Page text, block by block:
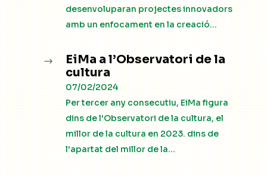
desenvoluparan projectes innovadors
amb un enfocament en la creació...
$
EiMa a l’Observatori de la
cultura
07/02/2024
Per tercer any consecutiu, EiMa figura
dins de l'Observatori de la cultura, el
millor de la cultura en 2023. dins de
l'apartat del millor de la...